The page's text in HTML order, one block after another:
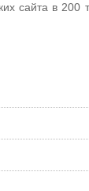
сайта в 200